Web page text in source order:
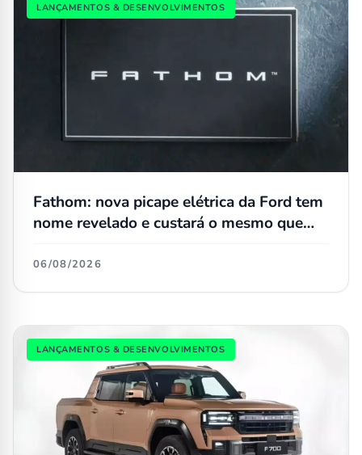
LANÇAMENTOS & DESENVOLVIMENTOS
Fathom: nova picape elétrica da Ford tem
nome revelado e custará o mesmo que
06/08/2026
LANÇAMENTOS & DESENVOLVIMENTOS